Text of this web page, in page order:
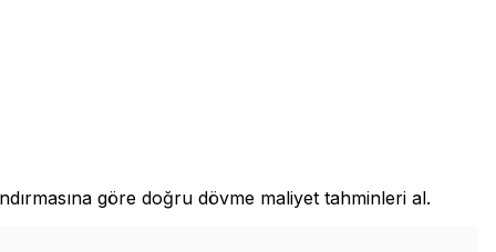
göre doğru dövme maliyet tahminleri al.